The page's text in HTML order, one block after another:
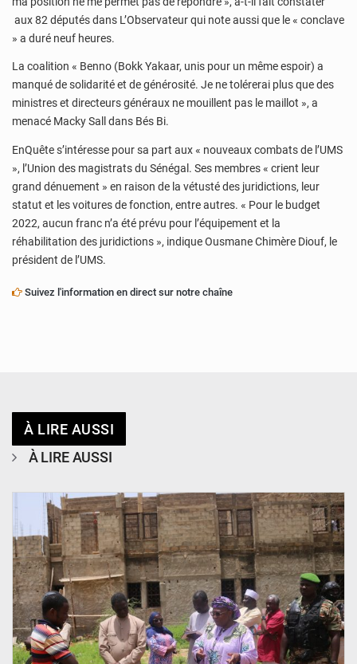
aux 82 députés dans L’Observateur qui note aussi que le « conclave
» a duré neuf heures.
La coalition « Benno (Bokk Yakaar, unis pour un même espoir) a
manqué de solidarité et de générosité. Je ne tolérerai plus que des
ministres et directeurs généraux ne mouillent pas le maillot », a
menacé Macky Sall dans Bés Bi.
EnQuête s’intéresse pour sa part aux « nouveaux combats de l’UMS
», l’Union des magistrats du Sénégal. Ses membres « crient leur
grand dénuement » en raison de la vétusté des juridictions, leur
statut et les voitures de fonction, entre autres. « Pour le budget
2022, aucun franc n’a été prévu pour l’équipement et la
réhabilitation des juridictions », indique Ousmane Chimère Diouf, le
président de l’UMS.
Suivez l'information en direct sur notre chaîne
À LIRE AUSSI
À LIRE AUSSI